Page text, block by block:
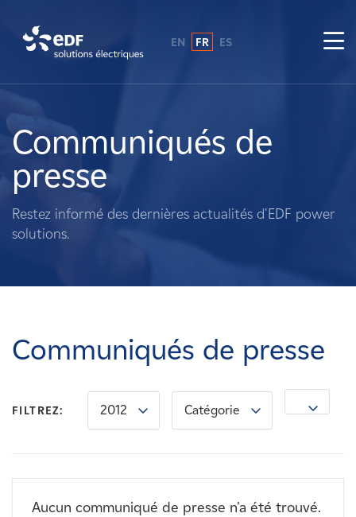
A propos de nous
Ce que nous faisons
Propriétaires fonciers
Carrières
Nouvelles
Affiliés
EN FR ES
Communiqués de
presse
Restez informé des dernières actualités d'EDF power
solutions.
Communiqués de presse
FILTREZ: 2012 Catégorie
Aucun communiqué de presse n'a été trouvé.